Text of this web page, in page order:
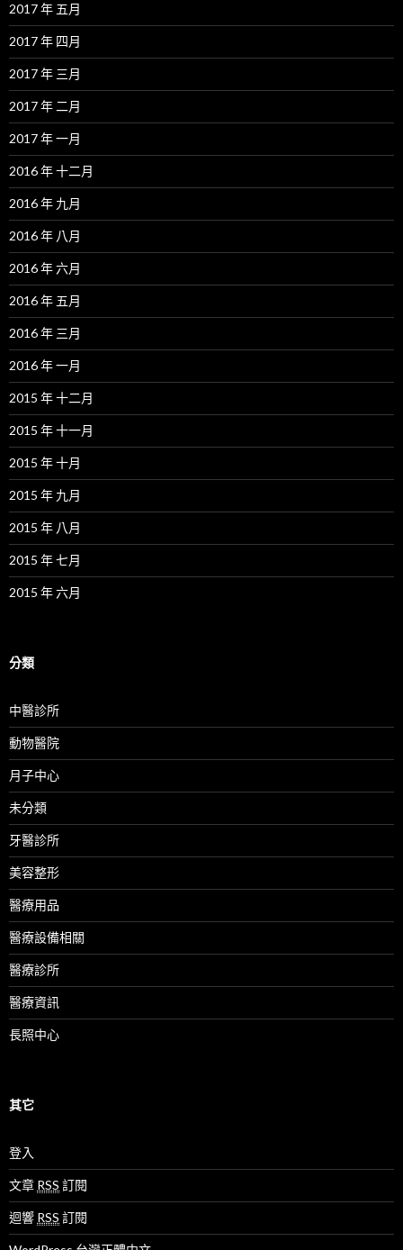
2017 年 五月
2017 年 四月
2017 年 三月
2017 年 二月
2017 年 一月
2016 年 十二月
2016 年 九月
2016 年 八月
2016 年 六月
2016 年 五月
2016 年 三月
2016 年 一月
2015 年 十二月
2015 年 十一月
2015 年 十月
2015 年 九月
2015 年 八月
2015 年 七月
2015 年 六月
分類
中醫診所
動物醫院
月子中心
未分類
牙醫診所
美容整形
醫療用品
醫療設備相關
醫療診所
醫療資訊
長照中心
其它
登入
文章 RSS 訂閱
迴響 RSS 訂閱